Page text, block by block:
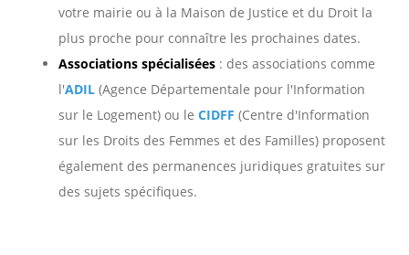
votre mairie ou à la Maison de Justice et du Droit la
plus proche pour connaître les prochaines dates.
Associations spécialisées : des associations comme
l'ADIL (Agence Départementale pour l'Information
sur le Logement) ou le CIDFF (Centre d'Information
sur les Droits des Femmes et des Familles) proposent
également des permanences juridiques gratuites sur
des sujets spécifiques.